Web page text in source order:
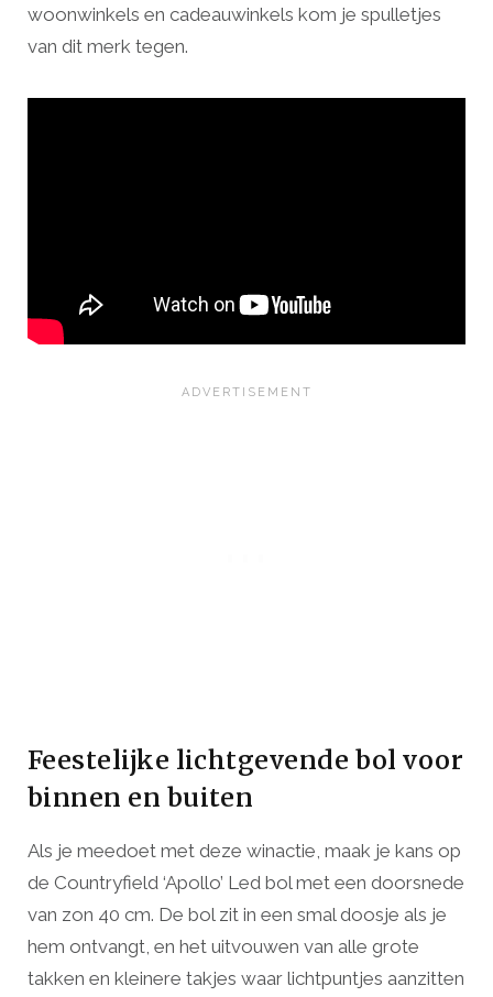
woonwinkels en cadeauwinkels kom je spulletjes
van dit merk tegen.
Feestelijke lichtgevende bol voor
binnen en buiten
Als je meedoet met deze winactie, maak je kans op
de Countryfield ‘Apollo’ Led bol met een doorsnede
van zon 40 cm. De bol zit in een smal doosje als je
hem ontvangt, en het uitvouwen van alle grote
takken en kleinere takjes waar lichtpuntjes aanzitten